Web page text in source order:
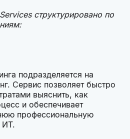
структурировано по
подразделяется на
Сервис позволяет быстро
выяснить, как
и обеспечивает
профессиональную
ИТ.